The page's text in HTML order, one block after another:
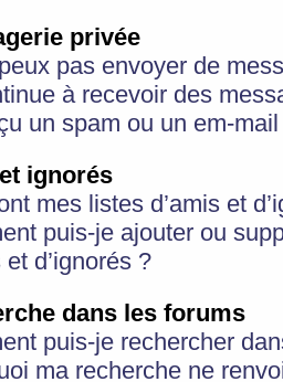
privée
pas envoyer de
à recevoir des
un spam ou un em-
ignorés
mes listes d’amis et
puis-je ajouter ou
et d’ignorés ?
dans les forums
puis-je rechercher
ma recherche ne